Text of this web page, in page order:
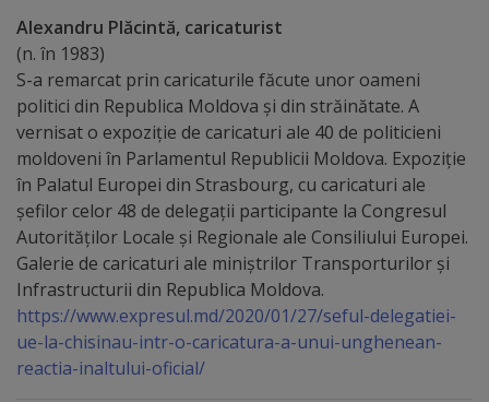
programe
Deplasări
Bugetare
participativă
Utile
Transport
Rețeaua
transportului
Alexandru Plăcintă, caricaturist
(n. în 1983)
S-a remarcat prin caricaturile făcute unor oameni
politici din Republica Moldova și din străinătate. A
vernisat o expoziție de caricaturi ale 40 de politicieni
moldoveni în Parlamentul Republicii Moldova. Expoziție
în Palatul Europei din Strasbourg, cu caricaturi ale
şefilor celor 48 de delegaţii participante la Congresul
Autorităţilor Locale şi Regionale ale Consiliului Europei.
Galerie de caricaturi ale miniștrilor Transporturilor și
Infrastructurii din Republica Moldova.
https://www.expresul.md/2020/01/27/seful-delegatiei-
ue-la-chisinau-intr-o-caricatura-a-unui-unghenean-
reactia-inaltului-oficial/